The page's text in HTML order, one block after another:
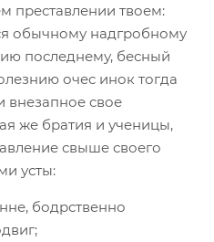
преставлении твоем:
обычному надгробному
последнему, бесный
очес инок тогда
внезапное свое
же братия и ученицы,
свыше своего
усты:
бодрственно